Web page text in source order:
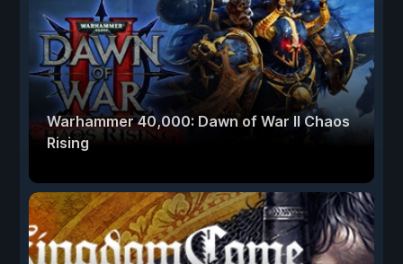
Warhammer 40,000: Dawn of War II Chaos
Rising